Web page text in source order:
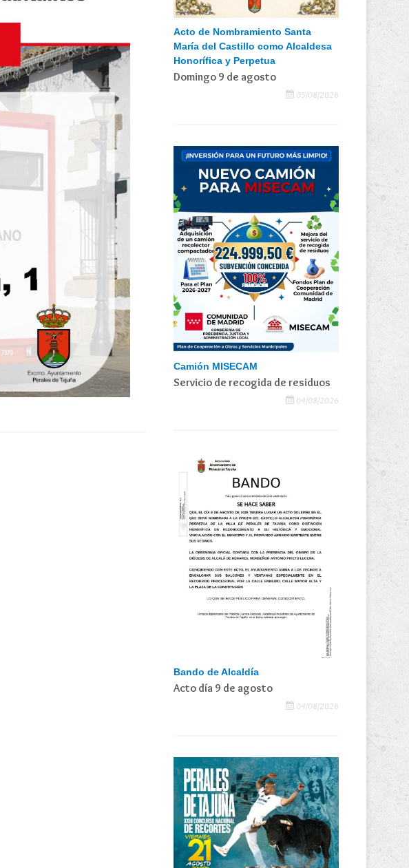
Acto de Nombramiento Santa
María del Castillo como Alcaldesa
Honorífica y Perpetua
Domingo 9 de agosto
05/08/2026
Camión MISECAM
Servicio de recogida de residuos
04/08/2026
Bando de Alcaldía
Acto día 9 de agosto
04/08/2026